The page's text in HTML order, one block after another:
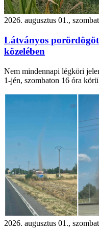
2026. augusztus 01., szombat
Látványos
közelében
Nem mindennapi légköri
1-jén, szombaton 16 óra
2026. augusztus 01., szombat